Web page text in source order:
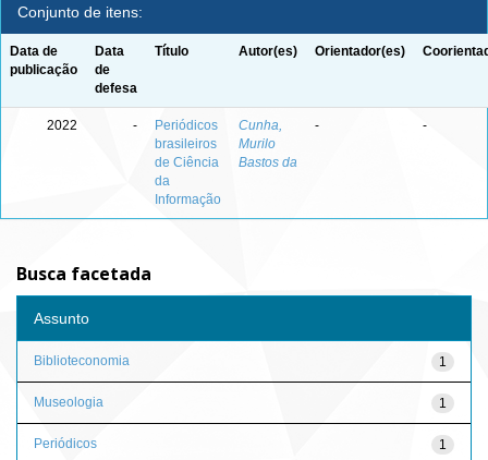
Conjunto de itens:
Data de
publicação
Data
de
defesa
Título Autor(es) Orientador(es)
2022 -
Periódicos
brasileiros
de Ciência
da
Informação
Cunha,
Murilo
Bastos da
- -
Busca facetada
Assunto
1
Biblioteconomia
1
Museologia
1
Periódicos